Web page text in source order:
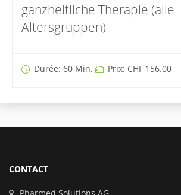
ganzheitliche Therapie (alle
Altersgruppen)
Durée: 60 Min. Prix: CHF 156.00
CONTACT